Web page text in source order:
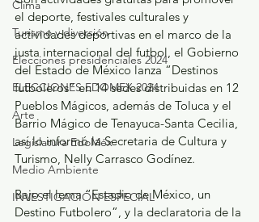
Clima
Turismo y diversión
Elecciones presidenciales 2024
ELECCIONES EDOMEX 2024
Arte
Legislatura EdoMéx
Medio Ambiente
INVESTIGACIÓN ESPECIAL
el deporte, festivales culturales y
actividades deportivas en el marco de la
justa internacional del futbol, el Gobierno
del Estado de México lanza “Destinos
futboleros” en 14 sedes distribuidas en 12
Pueblos Mágicos, además de Toluca y el
Barrio Mágico de Tenayuca-Santa Cecilia,
así lo informó la Secretaria de Cultura y
Turismo, Nelly Carrasco Godínez.
Bajo el lema “Estadio de México, un
Destino Futbolero”, y la declaratoria de la